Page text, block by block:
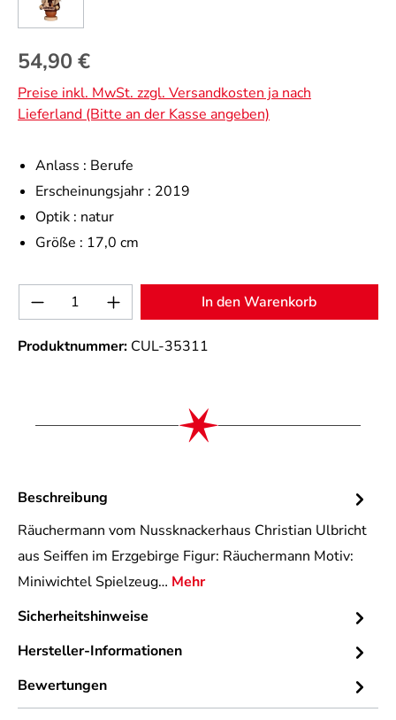
Regulärer Preis:
54,90 €
Preise inkl. MwSt. zzgl. Versandkosten ja nach
Lieferland (Bitte an der Kasse angeben)
Anlass : Berufe
Erscheinungsjahr : 2019
Optik : natur
Größe : 17,0 cm
Produkt Anzahl: Gib den gewünschten
In den Warenkorb
Produktnummer: CUL-35311
Beschreibung
Räuchermann vom Nussknackerhaus Christian Ulbricht
aus Seiffen im Erzgebirge Figur: Räuchermann Motiv:
Miniwichtel Spielzeug… Mehr
Sicherheitshinweise
Hersteller-Informationen
Bewertungen